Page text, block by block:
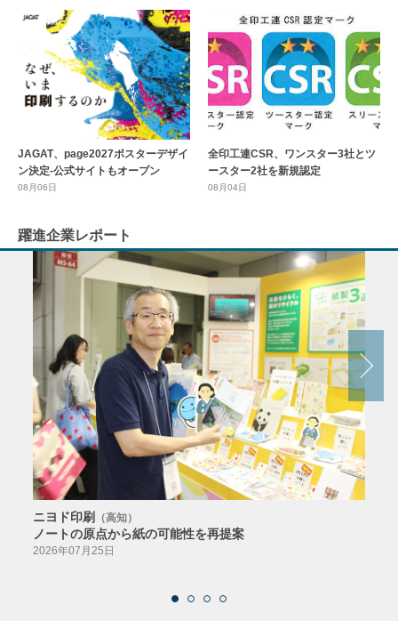
JAGAT、page2027ポスターデザイ
ン決定-公式サイトもオープン
08月06日
全印工連CSR、ワンスター3社とツ
ースター2社を新規認定
08月04日
躍進企業レポート
ニヨド印刷 （高知）
ノートの原点から紙の可能性を再提案
2026年07月25日